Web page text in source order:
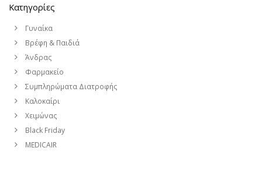
Κατηγορίες
Γυναίκα
Βρέφη & Παιδιά
Άνδρας
Φαρμακείο
Συμπληρώματα Διατροφής
Καλοκαίρι
Χειμώνας
Black Friday
MEDICAIR